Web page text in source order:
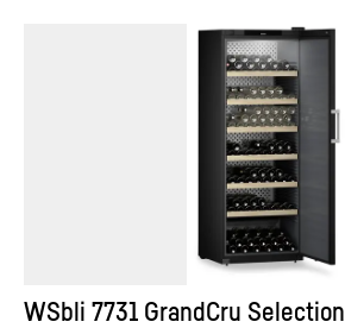
WSbli 7731 GrandCru Selection